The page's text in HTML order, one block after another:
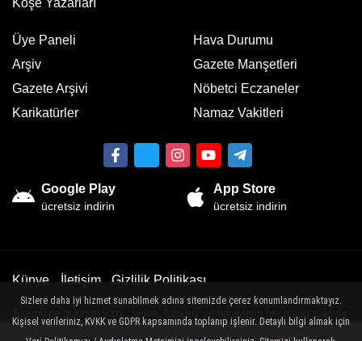
Üye Paneli
Arşiv
Gazete Arşivi
Karikatürler
Hava Durumu
Gazete Manşetleri
Nöbetci Eczaneler
Namaz Vakitleri
Google Play
ücretsiz indirin
App Store
ücretsiz indirin
Künye İletişim Gizlilik Politikası
İzinsiz veya kaynak gösterilemeden kullanılamaz.
Sizlere daha iyi hizmet sunabilmek adına sitemizde çerez konumlandırmaktayız.
Kişisel verileriniz, KVKK ve GDPR kapsamında toplanıp işlenir. Detaylı bilgi almak için